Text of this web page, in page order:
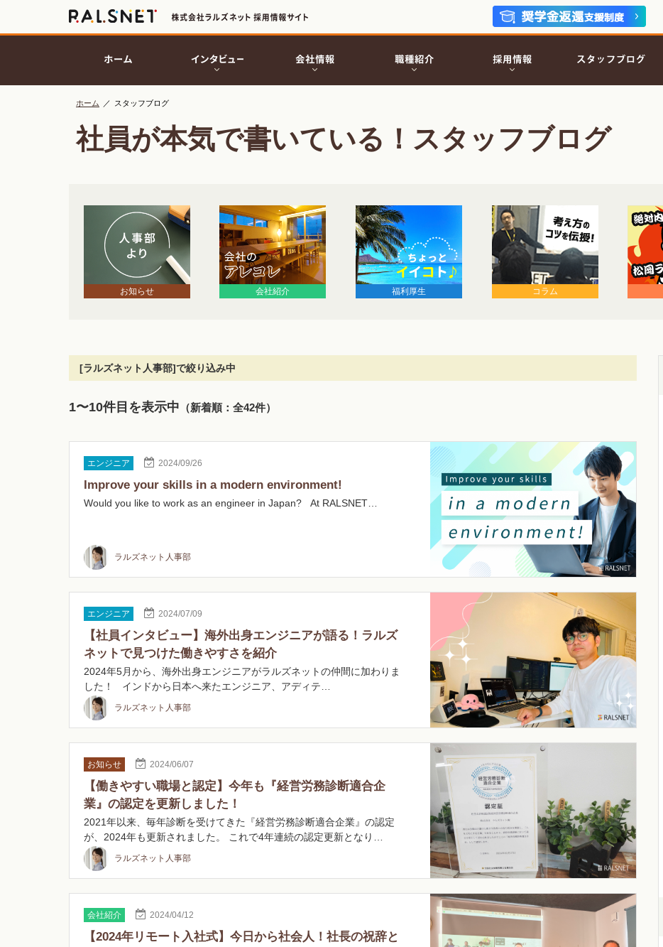
ホーム ／ スタッフブログ
社員が本気で書いている！スタッフブログ
お知らせ 会社紹介 福利厚生 コラム
[ラルズネット人事部]で絞り込み中
1〜10件目を表示中 （新着順：全42件）
エンジニア 2024/09/26
Improve your skills in a modern environment!
Would you like to work as an engineer in Japan? At RALSNET…
ラルズネット人事部
エンジニア 2024/07/09
【社員インタビュー】海外出身エンジニアが語る！ラルズ
ネットで見つけた働きやすさを紹介
2024年5月から、海外出身エンジニアがラルズネットの仲間に加わりま
した！ インドから日本へ来たエンジニア、アディテ…
ラルズネット人事部
お知らせ 2024/06/07
【働きやすい職場と認定】今年も『経営労務診断適合企
業』の認定を更新しました！
2021年以来、毎年診断を受けてきた『経営労務診断適合企業』の認定
が、2024年も更新されました。 これで4年連続の認定更新となり…
ラルズネット人事部
会社紹介 2024/04/12
【2024年リモート入社式】今日から社会人！社長の祝辞と